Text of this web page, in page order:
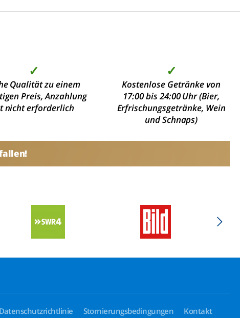
✓
Qualität zu einem
Preis, Anzahlung
nicht erforderlich
✓
Kostenlose Getränke von
17:00 bis 24:00 Uhr (Bier,
Erfrischungsgetränke, Wein
und Schnaps)
Datenschutzrichtlinie Stornierungsbedingungen Kontakt